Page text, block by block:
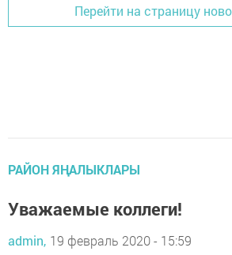
Перейти на страницу
РАЙОН ЯҢАЛЫКЛАРЫ
Уважаемые коллеги!
admin, 19 февраль 2020 - 15:59